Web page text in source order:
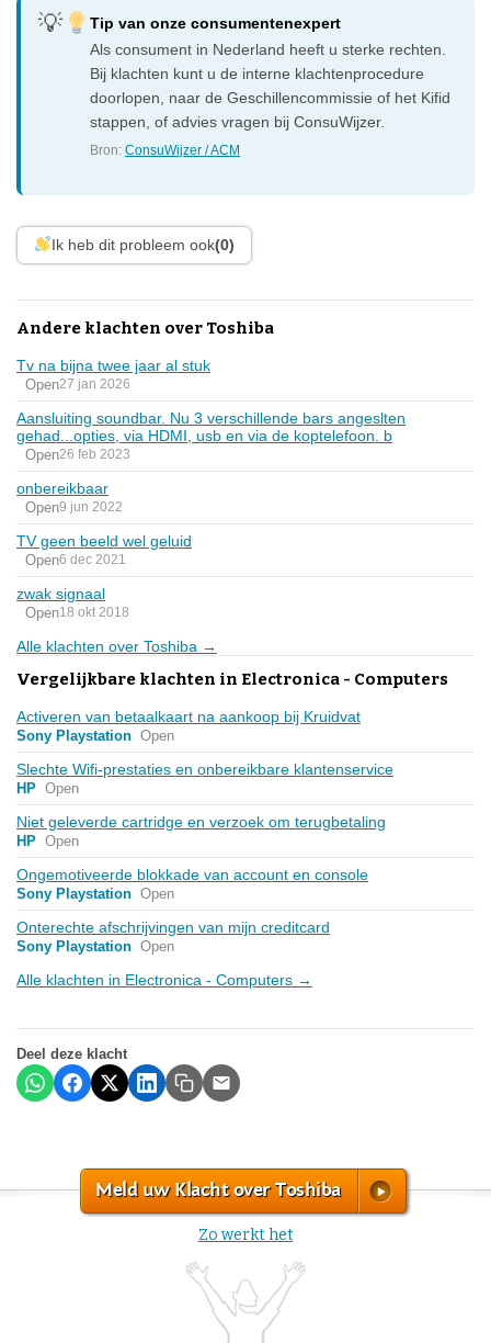
Tip van onze consumentenexpert
Als consument in Nederland heeft u sterke rechten.
Bij klachten kunt u de interne klachtenprocedure
doorlopen, naar de Geschillencommissie of het Kifid
stappen, of advies vragen bij ConsuWijzer.
Bron:ConsuWijzer / ACM
Ik heb dit probleem ook(0)
Andere klachten over Toshiba
Tv na bijna twee jaar al stuk
Open27 jan 2026
Aansluiting soundbar. Nu 3 verschillende bars angeslten
gehad...opties, via HDMI, usb en via de koptelefoon. b
Open26 feb 2023
onbereikbaar
Open9 jun 2022
TV geen beeld wel geluid
Open6 dec 2021
zwak signaal
Open18 okt 2018
Alle klachten over Toshiba →
Vergelijkbare klachten in Electronica - Computers
Activeren van betaalkaart na aankoop bij Kruidvat
Sony Playstation Open
Slechte Wifi-prestaties en onbereikbare klantenservice
HP Open
Niet geleverde cartridge en verzoek om terugbetaling
HP Open
Ongemotiveerde blokkade van account en console
Sony Playstation Open
Onterechte afschrijvingen van mijn creditcard
Sony Playstation Open
Alle klachten in Electronica - Computers →
Deel deze klacht
Meld uw Klacht over Toshiba
Zo werkt het